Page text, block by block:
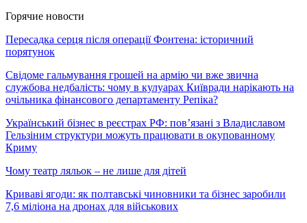
Горячие новости
Пересадка серця після операції Фонтена: історичний
порятунок
Свідоме гальмування грошей на армію чи вже звична
службова недбалість: чому в кулуарах Київради нарікають на
очільника фінансового департаменту Репіка?
Український бізнес в реєстрах РФ: пов’язані з Владиславом
Гельзіним структури можуть працювати в окупованному
Криму
Чому театр ляльок – не лише для дітей
Криваві ягоди: як полтавські чиновники та бізнес заробили
7,6 міліона на дронах для військових